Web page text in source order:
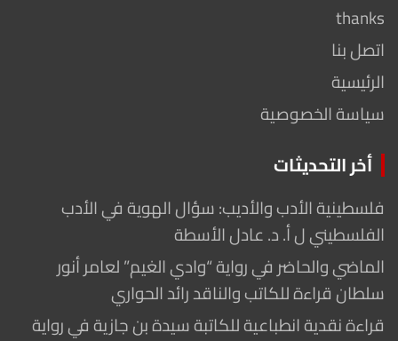
thanks
اتصل بنا
الرئيسية
سياسة الخصوصية
أخر التحديثات
فلسطينية الأدب والأديب: سؤال الهوية في الأدب
الفلسطيني ل أ. د. عادل الأسطة
الماضي والحاضر في رواية “وادي الغيم” لعامر أنور
سلطان قراءة للكاتب والناقد رائد الحواري
قراءة نقدية انطباعية للكاتبة سيدة بن جازية في رواية